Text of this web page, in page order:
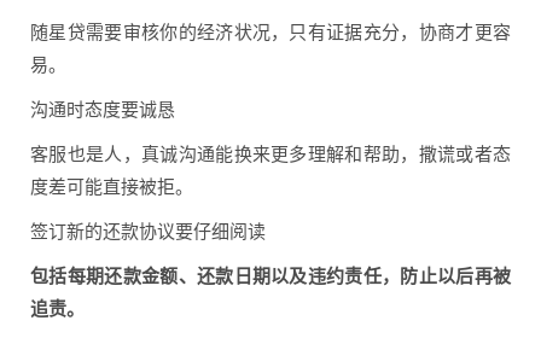
随星贷需要审核你的经济状况，只有证据充分，协商才更容
易。
沟通时态度要诚恳
客服也是人，真诚沟通能换来更多理解和帮助，撒谎或者态
度差可能直接被拒。
签订新的还款协议要仔细阅读
包括每期还款金额、还款日期以及违约责任，防止以后再被
追责。